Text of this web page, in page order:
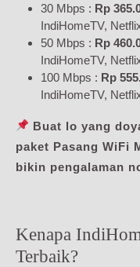
30 Mbps : Rp
IndiHomeTV,
50 Mbps : Rp
IndiHomeTV,
100 Mbps : Rp
IndiHomeTV,
Buat lo yang
paket Pasang WiFi
bikin pengalaman
Kenapa
Terbaik?